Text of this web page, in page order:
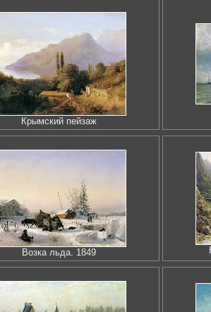
Крымский пейзаж
Возка льда. 1849